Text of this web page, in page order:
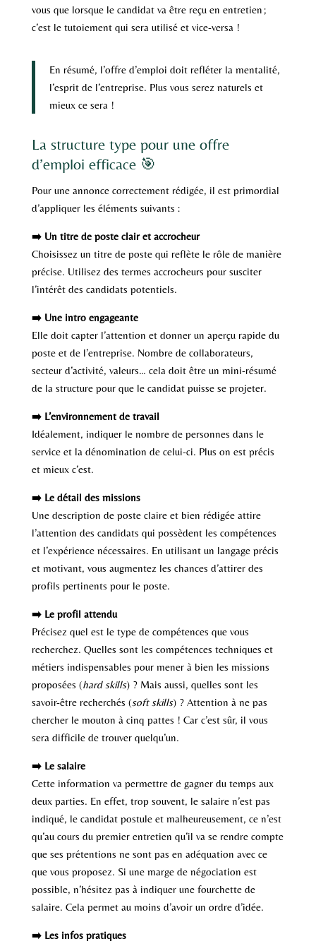
vous que lorsque le candidat va être reçu en entretien ;
c’est le tutoiement qui sera utilisé et vice-versa !
En résumé, l’offre d’emploi doit refléter la mentalité,
l’esprit de l’entreprise. Plus vous serez naturels et
mieux ce sera !
La structure type pour une offre
d’emploi efficace 🎯
Pour une annonce correctement rédigée, il est primordial
d’appliquer les éléments suivants :
➡️ Un titre de poste clair et accrocheur
Choisissez un titre de poste qui reflète le rôle de manière
précise. Utilisez des termes accrocheurs pour susciter
l’intérêt des candidats potentiels.
➡️ Une intro engageante
Elle doit capter l’attention et donner un aperçu rapide du
poste et de l’entreprise. Nombre de collaborateurs,
secteur d’activité, valeurs… cela doit être un mini-résumé
de la structure pour que le candidat puisse se projeter.
➡️ L’environnement de travail
Idéalement, indiquer le nombre de personnes dans le
service et la dénomination de celui-ci. Plus on est précis
et mieux c’est.
➡️ Le détail des missions
Une description de poste claire et bien rédigée attire
l’attention des candidats qui possèdent les compétences
et l’expérience nécessaires. En utilisant un langage précis
et motivant, vous augmentez les chances d’attirer des
profils pertinents pour le poste.
➡️ Le profil attendu
Précisez quel est le type de compétences que vous
recherchez. Quelles sont les compétences techniques et
métiers indispensables pour mener à bien les missions
proposées (hard skills) ? Mais aussi, quelles sont les
savoir-être recherchés (soft skills) ? Attention à ne pas
chercher le mouton à cinq pattes ! Car c’est sûr, il vous
sera difficile de trouver quelqu’un.
➡️ Le salaire
Cette information va permettre de gagner du temps aux
deux parties. En effet, trop souvent, le salaire n’est pas
indiqué, le candidat postule et malheureusement, ce n’est
qu’au cours du premier entretien qu’il va se rendre compte
que ses prétentions ne sont pas en adéquation avec ce
que vous proposez. Si une marge de négociation est
possible, n’hésitez pas à indiquer une fourchette de
salaire. Cela permet au moins d’avoir un ordre d’idée.
➡️ Les infos pratiques